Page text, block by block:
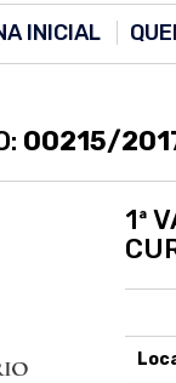
INICIAL
00215/
1ª